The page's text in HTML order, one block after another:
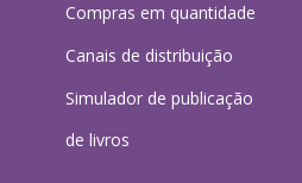
Compras em quantidade
Canais de distribuição
Simulador de publicação
de livros